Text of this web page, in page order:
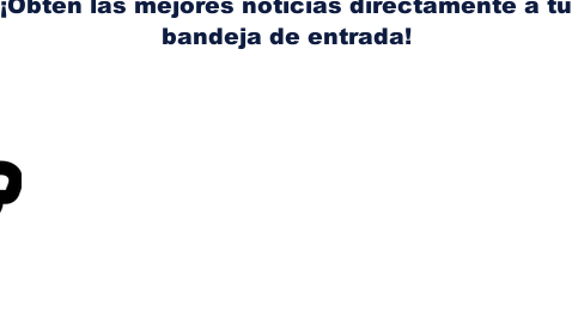
¡Obtén las mejores noticias directamente a tu
bandeja de entrada!